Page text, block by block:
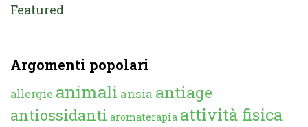
Featured
Argomenti popolari
allergie animali ansia antiage
antiossidanti aromaterapia attività fisica